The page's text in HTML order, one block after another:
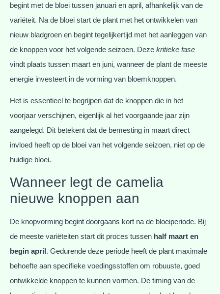
begint met de bloei tussen januari en april, afhankelijk van de
variëteit. Na de bloei start de plant met het ontwikkelen van
nieuw bladgroen en begint tegelijkertijd met het aanleggen van
de knoppen voor het volgende seizoen. Deze kritieke fase
vindt plaats tussen maart en juni, wanneer de plant de meeste
energie investeert in de vorming van bloemknoppen.
Het is essentieel te begrijpen dat de knoppen die in het
voorjaar verschijnen, eigenlijk al het voorgaande jaar zijn
aangelegd. Dit betekent dat de bemesting in maart direct
invloed heeft op de bloei van het volgende seizoen, niet op de
huidige bloei.
Wanneer legt de camelia
nieuwe knoppen aan
De knopvorming begint doorgaans kort na de bloeiperiode. Bij
de meeste variëteiten start dit proces tussen half maart en
begin april . Gedurende deze periode heeft de plant maximale
behoefte aan specifieke voedingsstoffen om robuuste, goed
ontwikkelde knoppen te kunnen vormen. De timing van de